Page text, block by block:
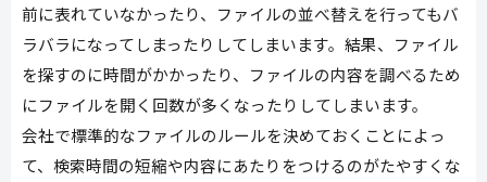
前に表れていなかったり、ファイルの並べ替えを行ってもバ
ラバラになってしまったりしてしまいます。結果、ファイル
を探すのに時間がかかったり、ファイルの内容を調べるため
にファイルを開く回数が多くなったりしてしまいます。
会社で標準的なファイルのルールを決めておくことによっ
て、検索時間の短縮や内容にあたりをつけるのがたやすくな